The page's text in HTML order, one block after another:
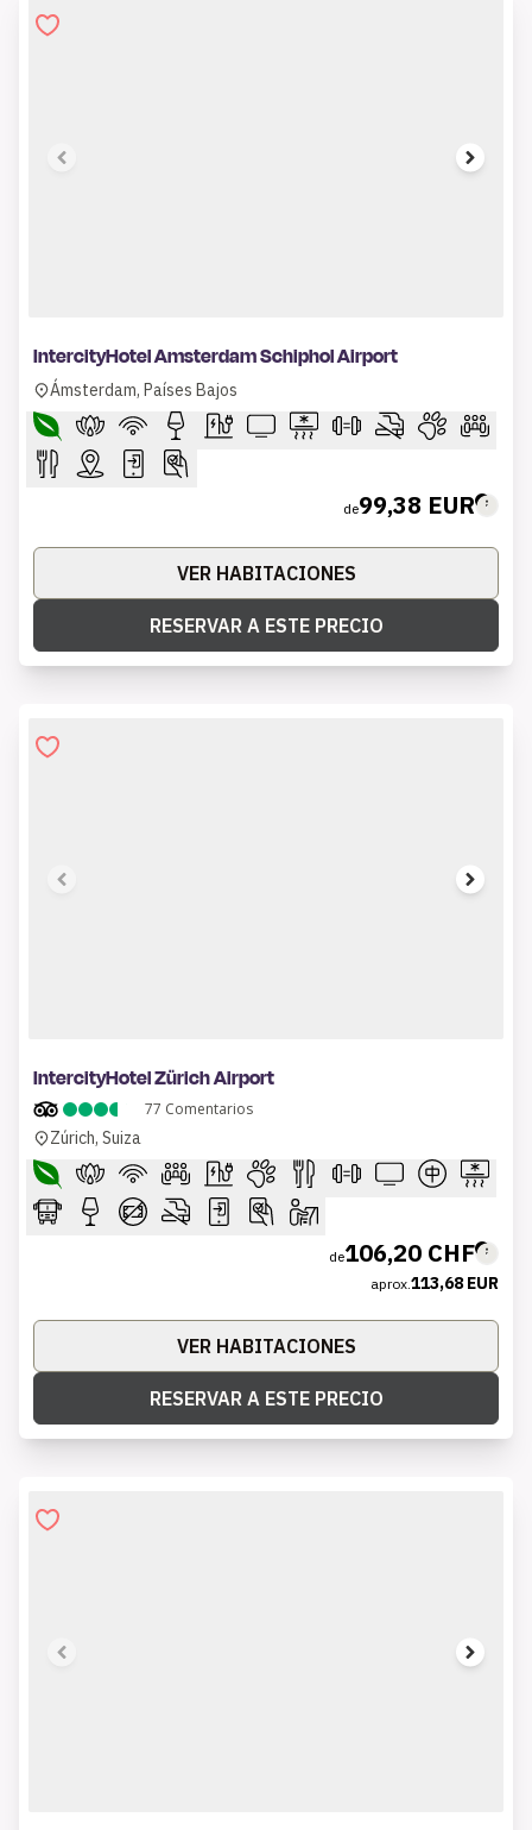
IntercityHotel Amsterdam Schiphol Airport
Ámsterdam, Países Bajos
de99,38 EUR
VER HABITACIONES
RESERVAR A ESTE PRECIO
IntercityHotel Zürich Airport
77 Comentarios
Zúrich, Suiza
de106,20 CHF
aprox.113,68 EUR
VER HABITACIONES
RESERVAR A ESTE PRECIO